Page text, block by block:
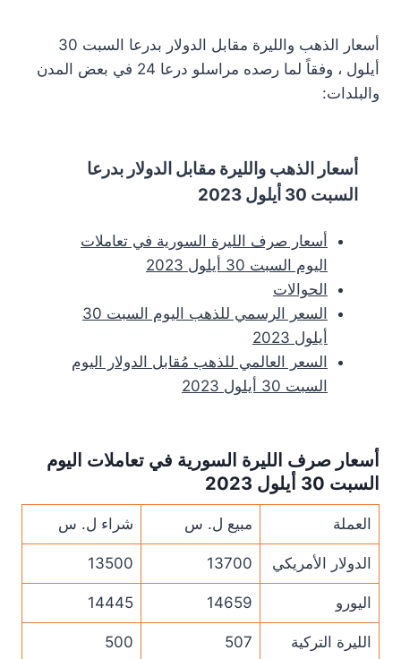
أسعار الذهب والليرة مقابل الدولار بدرعا السبت 30
أيلول ، وفقاً لما رصده مراسلو درعا 24 في بعض المدن
والبلدات:
أسعار الذهب والليرة مقابل الدولار بدرعا
السبت 30 أيلول 2023
أسعار صرف الليرة السورية في تعاملات
اليوم السبت 30 أيلول 2023
الحوالات
السعر الرسمي للذهب اليوم السبت 30
أيلول 2023
السعر العالمي للذهب مُقابل الدولار اليوم
السبت 30 أيلول 2023
أسعار صرف الليرة السورية في تعاملات اليوم
السبت 30 أيلول 2023
العملة مبيع ل. س شراء ل. س
الدولار الأمريكي 13700
13500
اليورو 14659
14445
الليرة التركية 507
500